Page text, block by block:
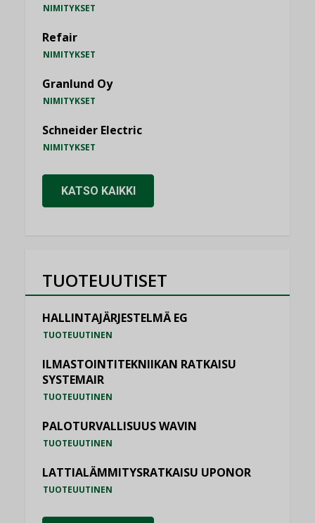
NIMITYKSET
Refair
NIMITYKSET
Granlund Oy
NIMITYKSET
Schneider Electric
NIMITYKSET
KATSO KAIKKI
TUOTEUUTISET
HALLINTAJÄRJESTELMÄ EG
TUOTEUUTINEN
ILMASTOINTITEKNIIKAN RATKAISU
SYSTEMAIR
TUOTEUUTINEN
PALOTURVALLISUUS WAVIN
TUOTEUUTINEN
LATTIALÄMMITYSRATKAISU UPONOR
TUOTEUUTINEN